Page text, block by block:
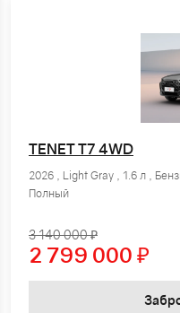
TENET T7 4WD
2026 , Light Gray , 1.6 л ,
Полный
3 140 000 ₽
2 799 000 ₽